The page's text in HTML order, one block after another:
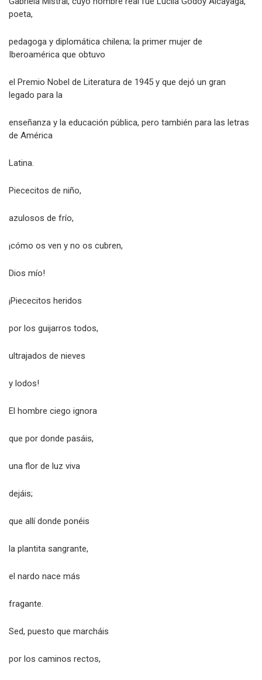
poeta,
pedagoga y diplomática chilena; la primer mujer de
Iberoamérica que obtuvo
el Premio Nobel de Literatura de 1945 y que dejó un gran
legado para la
enseñanza y la educación pública, pero también para las letras
de América
Latina.
Piececitos de niño,
azulosos de frío,
¡cómo os ven y no os cubren,
Dios mío!
¡Piececitos heridos
por los guijarros todos,
ultrajados de nieves
y lodos!
El hombre ciego ignora
que por donde pasáis,
una flor de luz viva
dejáis;
que allí donde ponéis
la plantita sangrante,
el nardo nace más
fragante.
Sed, puesto que marcháis
por los caminos rectos,